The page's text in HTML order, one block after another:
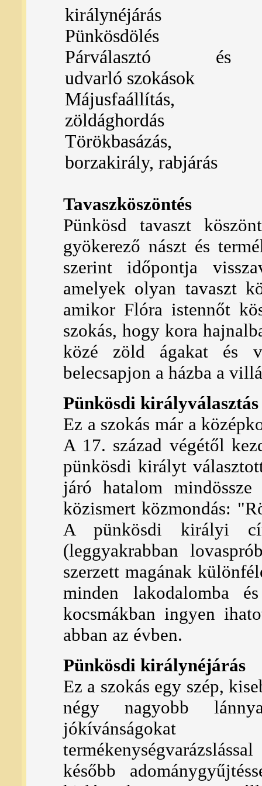
királynéjárás
Pünkösdölés
Párválasztó és
udvarló szokások
Májusfaállítás,
zöldághordás
Törökbasázás,
borzakirály, rabjárás
Tavaszköszöntés
Pünkösd tavaszt
gyökerező nászt és
szerint időpontja
amelyek olyan tavaszt
amikor Flóra istennőt
szokás, hogy kora
közé zöld ágakat és
belecsapjon a házba a
Pünkösdi királyválasztás
Ez a szokás már a
A 17. század végétől
pünkösdi királyt
járó hatalom
közismert közmondás:
A pünkösdi királyi
(leggyakrabban
szerzett magának
minden lakodalomba
kocsmákban ingyen
abban az évben.
Pünkösdi királynéjárás
Ez a szokás egy szép,
négy nagyobb
jókívánságokat
később